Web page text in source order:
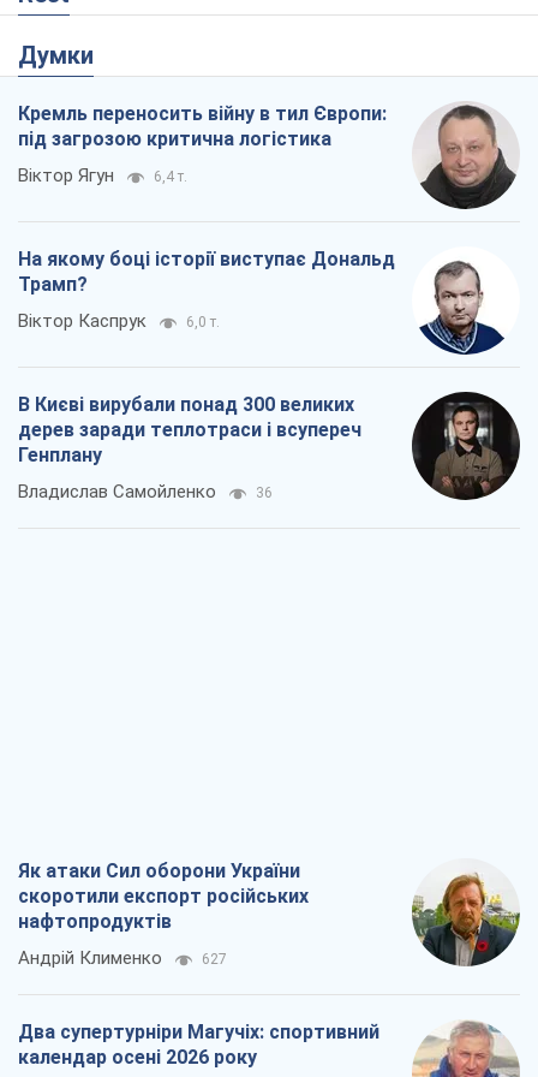
Думки
Кремль переносить війну в тил Європи:
під загрозою критична логістика
Віктор Ягун 6,4 т.
На якому боці історії виступає Дональд
Трамп?
Віктор Каспрук 6,0 т.
В Києві вирубали понад 300 великих
дерев заради теплотраси і всупереч
Генплану
Владислав Самойленко 36
Як атаки Сил оборони України
скоротили експорт російських
нафтопродуктів
Андрій Клименко 627
Два супертурніри Магучіх: спортивний
календар осені 2026 року